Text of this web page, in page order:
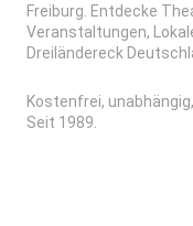
Freiburg. Entdecke
Veranstaltungen,
Dreiländereck
Kostenfrei,
Seit 1989.